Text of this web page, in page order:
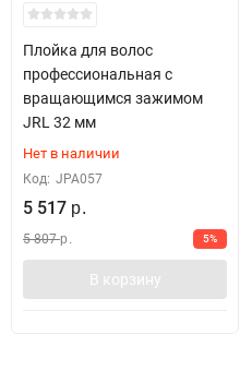
Плойка для волос
профессиональная с
вращающимся зажимом
JRL 32 мм
Нет в наличии
Код: JPA057
5 517 р.
5 807 р. 5%
В корзину